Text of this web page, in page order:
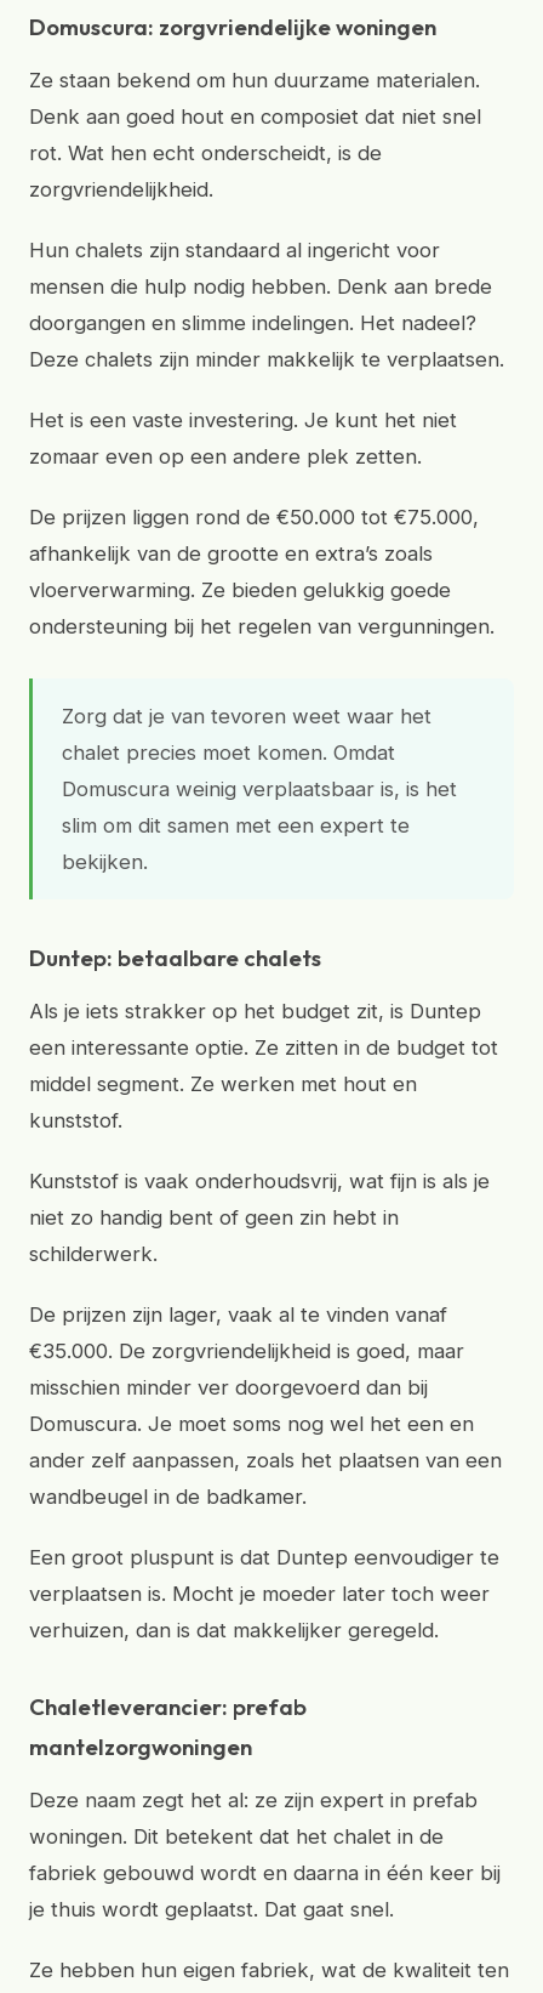
Domuscura: zorgvriendelijke woningen
Ze staan bekend om hun duurzame materialen.
Denk aan goed hout en composiet dat niet snel
rot. Wat hen echt onderscheidt, is de
zorgvriendelijkheid.
Hun chalets zijn standaard al ingericht voor
mensen die hulp nodig hebben. Denk aan brede
doorgangen en slimme indelingen. Het nadeel?
Deze chalets zijn minder makkelijk te verplaatsen.
Het is een vaste investering. Je kunt het niet
zomaar even op een andere plek zetten.
De prijzen liggen rond de €50.000 tot €75.000,
afhankelijk van de grootte en extra’s zoals
vloerverwarming. Ze bieden gelukkig goede
ondersteuning bij het regelen van vergunningen.
Zorg dat je van tevoren weet waar het
chalet precies moet komen. Omdat
Domuscura weinig verplaatsbaar is, is het
slim om dit samen met een expert te
bekijken.
Duntep: betaalbare chalets
Als je iets strakker op het budget zit, is Duntep
een interessante optie. Ze zitten in de budget tot
middel segment. Ze werken met hout en
kunststof.
Kunststof is vaak onderhoudsvrij, wat fijn is als je
niet zo handig bent of geen zin hebt in
schilderwerk.
De prijzen zijn lager, vaak al te vinden vanaf
€35.000. De zorgvriendelijkheid is goed, maar
misschien minder ver doorgevoerd dan bij
Domuscura. Je moet soms nog wel het een en
ander zelf aanpassen, zoals het plaatsen van een
wandbeugel in de badkamer.
Een groot pluspunt is dat Duntep eenvoudiger te
verplaatsen is. Mocht je moeder later toch weer
verhuizen, dan is dat makkelijker geregeld.
Chaletleverancier: prefab
mantelzorgwoningen
Deze naam zegt het al: ze zijn expert in prefab
woningen. Dit betekent dat het chalet in de
fabriek gebouwd wordt en daarna in één keer bij
je thuis wordt geplaatst. Dat gaat snel.
Ze hebben hun eigen fabriek, wat de kwaliteit ten